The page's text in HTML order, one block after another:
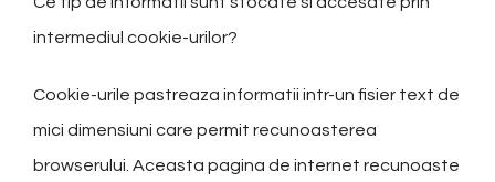
intermediul cookie-urilor?
Cookie-urile pastreaza informatii intr-un fisier text de
mici dimensiuni care permit recunoasterea
browserului. Aceasta pagina de internet recunoaste